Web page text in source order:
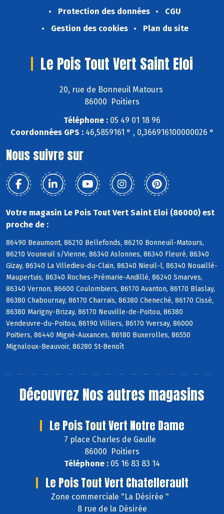
Protection des données
CGU
Gestion des cookies
Plan du site
Le Pois Tout Vert Saint Eloi
20, rue de Bonneuil Matours
86000 Poitiers
Téléphone : 05 49 01 18 96
Coordonnées GPS :46,5859161 ° , 0,366916100000026 °
Nous suivre sur
Votre magasin Le Pois Tout Vert Saint Eloi (86000) est
proche de :
86490 Beaumont, 86210 Bellefonds, 86210 Bonneuil-Matours,
86210 Vouneuil s/Vienne, 86340 Aslonnes, 86340 Fleuré, 86340
Gizay, 86340 La Villedieu-du-Clain, 86340 Nieuil-l, 86340 Nouaillé-
Maupertuis, 86340 Roches-Prémarie-Andillé, 86240 Smarves,
86340 Vernon, 86600 Coulombiers, 86170 Avanton, 86170 Blaslay,
86380 Chabournay, 86170 Charrais, 86380 Cheneché, 86170 Cissé,
86380 Marigny-Brizay, 86170 Neuville-de-Poitou, 86380
Vendeuvre-du-Poitou, 86190 Villiers, 86170 Yversay, 86000
Poitiers, 86440 Migné-Auxances, 86180 Buxerolles, 86550
Mignaloux-Beauvoir, 86280 St-Benoît
Découvrez Nos autres magasins
Le Pois Tout Vert Notre Dame
7 place Charles de Gaulle
86000 Poitiers
Téléphone : 05 16 83 83 14
Le Pois Tout Vert Chatellerault
Zone commerciale "La Désirée "
8 rue de la Désirée